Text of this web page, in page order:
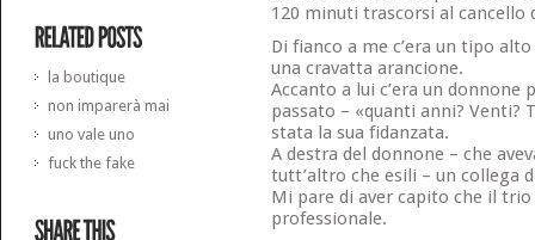
la boutique
non imparerà mai
uno vale uno
fuck the fake
120 minuti trascorsi al cancello
Di fianco a me c’era un tipo
una cravatta arancione.
Accanto a lui c’era un
passato – «quanti anni? Venti?
stata la sua fidanzata.
A destra del donnone – che
tutt’altro che esili – un collega
Mi pare di aver capito che il
professionale.